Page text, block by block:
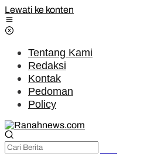
Lewati ke konten
Tentang Kami
Redaksi
Kontak
Pedoman
Policy